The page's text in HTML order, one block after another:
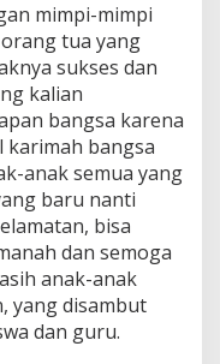
mimpi-mimpi
tua yang
sukses dan
kalian
bangsa karena
bangsa
anak semua yang
baru nanti
bisa
dan semoga
anak-anak
yang disambut
dan guru.